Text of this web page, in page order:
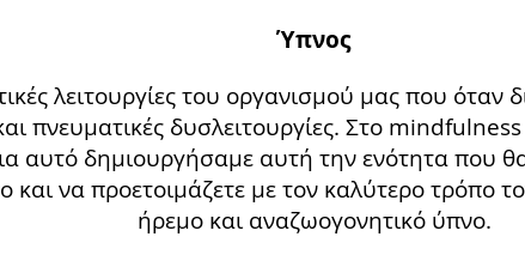
Ύπνος
λειτουργίες του οργανισμού μας που όταν
πνευματικές δυσλειτουργίες. Στο
αυτό δημιουργήσαμε αυτή την ενότητα που
και να προετοιμάζετε με τον καλύτερο τρόπο
ήρεμο και αναζωογονητικό ύπνο.